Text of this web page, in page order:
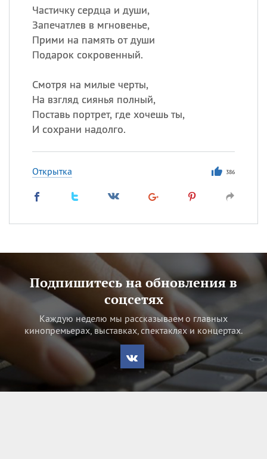
Частичку сердца и души,
Запечатлев в мгновенье,
Прими на память от души
Подарок сокровенный.
Смотря на милые черты,
На взгляд сиянья полный,
Поставь портрет, где хочешь ты,
И сохрани надолго.
Открытка 386
Подпишитесь на обновления в
соцсетях
Каждую неделю мы рассказываем о главных
кинопремьерах, выставках, спектаклях и концертах.